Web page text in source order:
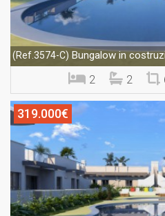
(Ref.3574-C) Bungalow in
2 2
319.000€